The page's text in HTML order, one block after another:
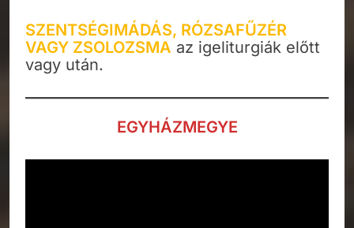
SZENTSÉGIMÁDÁS, RÓZSAFŰZÉR
VAGY ZSOLOZSMA az igeliturgiák előtt
vagy után.
EGYHÁZMEGYE